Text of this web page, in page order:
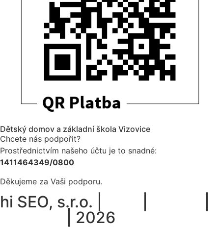
Dětský domov a základní škola Vizovice
Chcete nás podpořit?
Prostřednictvím našeho účtu je to snadné:
1411464349/0800
Děkujeme za Vaši podporu.
hi SEO, s.r.o. |
| 2026